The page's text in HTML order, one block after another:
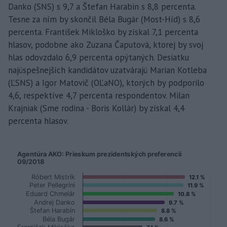
Danko (SNS) s 9,7 a Štefan Harabin s 8,8 percenta.
Tesne za ním by skončil Béla Bugár (Most-Híd) s 8,6
percenta. František Mikloško by získal 7,1 percenta
hlasov, podobne ako Zuzana Čaputová, ktorej by svoj
hlas odovzdalo 6,9 percenta opýtaných. Desiatku
najúspešnejších kandidátov uzatvárajú Marian Kotleba
(ĽSNS) a Igor Matovič (OĽaNO), ktorých by podporilo
4,6, respektíve 4,7 percenta respondentov. Milan
Krajniak (Sme rodina - Boris Kollár) by získal 4,4
percenta hlasov.